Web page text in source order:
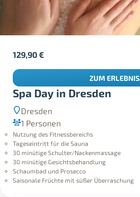
Spa Day in Dresden
Dresden
1 Personen
Nutzung des Fitnessbereichs
Tageseintritt für die Sauna
30 minütige Schulter/Nackenmassage
30 minütige Gesichtsbehandlung
Schaumbad und Prosecco
Saisonale Früchte mit süßer Überraschung
129,90€
ZUM ERLEBNIS